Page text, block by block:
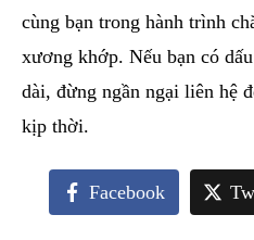
cùng bạn trong hành trình
xương khớp. Nếu bạn có
dài, đừng ngần ngại liên hệ
kịp thời.
Facebook